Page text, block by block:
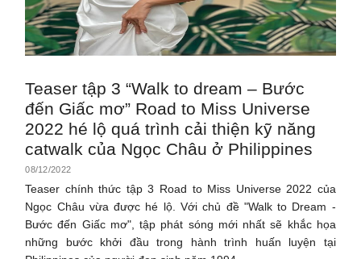
Teaser tập 3 “Walk to dream – Bước
đến Giấc mơ” Road to Miss Universe
2022 hé lộ quá trình cải thiện kỹ năng
catwalk của Ngọc Châu ở Philippines
08/12/2022
Teaser chính thức tập 3 Road to Miss Universe 2022 của
Ngọc Châu vừa được hé lộ. Với chủ đề "Walk to Dream -
Bước đến Giấc mơ", tập phát sóng mới nhất sẽ khắc họa
những bước khởi đầu trong hành trình huấn luyện tại